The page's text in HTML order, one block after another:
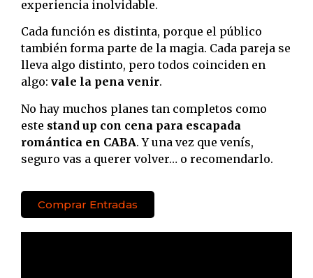
experiencia inolvidable.
Cada función es distinta, porque el público
también forma parte de la magia. Cada pareja se
lleva algo distinto, pero todos coinciden en
algo: vale la pena venir.
No hay muchos planes tan completos como
este stand up con cena para escapada
romántica en CABA. Y una vez que venís,
seguro vas a querer volver… o recomendarlo.
Comprar Entradas